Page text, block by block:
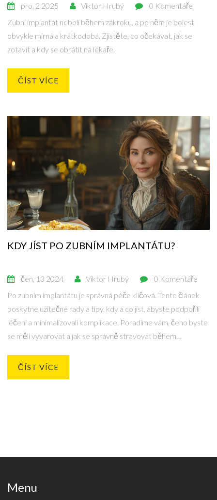
pro, 2 2025 Viktor Hrubý
0 Komentáře
Zubní implantát nebolí během zákroku, a po něm je bolest
obvykle mírná a krátkodobá. Zjistěte, co očekávat, jak se
zotavit a kdy se obrátit na lékaře.
ČÍST VÍCE
KDY JÍST PO ZUBNÍM IMPLANTÁTU?
čen, 13 2024 Viktor Hrubý
0 Komentáře
Po zubním implantátu je správná péče klíčová. Tento článek
poskytne užitečné rady a tipy, kdy a co jíst, abyste podpořili
léčení a minimalizovali komplikace. Poradíme vám, čeho byste
se měli vyvarovat a jak se správně stravovat během
ČÍST VÍCE
Menu